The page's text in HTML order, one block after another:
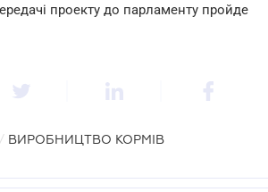
проекту до парламенту пройде
/ ВИРОБНИЦТВО КОРМІВ